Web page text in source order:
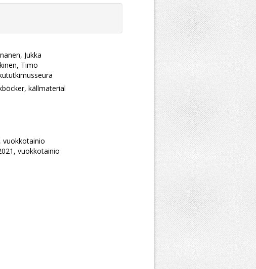
Jukka
Timo
källmaterial
vuokkotainio
vuokkotainio